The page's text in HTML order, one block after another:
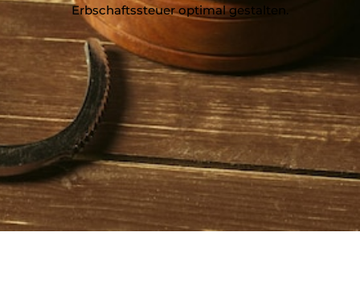
Erbschaftssteuer optimal gestalten.